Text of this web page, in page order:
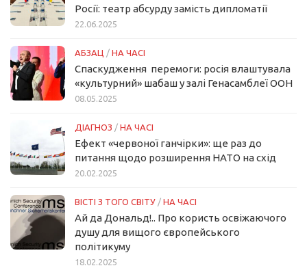
Росії: театр абсурду замість дипломатії
22.06.2025
АБЗАЦ / НА ЧАСІ
Спаскудження перемоги: росія влаштувала
«культурний» шабаш у залі Генасамблеї ООН
08.05.2025
ДІАГНОЗ / НА ЧАСІ
Ефект «червоної ганчірки»: ще раз до
питання щодо розширення НАТО на схід
20.02.2025
ВІСТІ З ТОГО СВІТУ / НА ЧАСІ
Ай да Дональд!.. Про користь освіжаючого
душу для вищого європейського
політикуму
18.02.2025